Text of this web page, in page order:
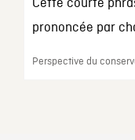
Cette courte
prononcée par
Perspective du